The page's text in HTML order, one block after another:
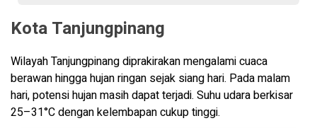
Kota Tanjungpinang
Wilayah Tanjungpinang diprakirakan mengalami cuaca
berawan hingga hujan ringan sejak siang hari. Pada malam
hari, potensi hujan masih dapat terjadi. Suhu udara berkisar
25–31°C dengan kelembapan cukup tinggi.